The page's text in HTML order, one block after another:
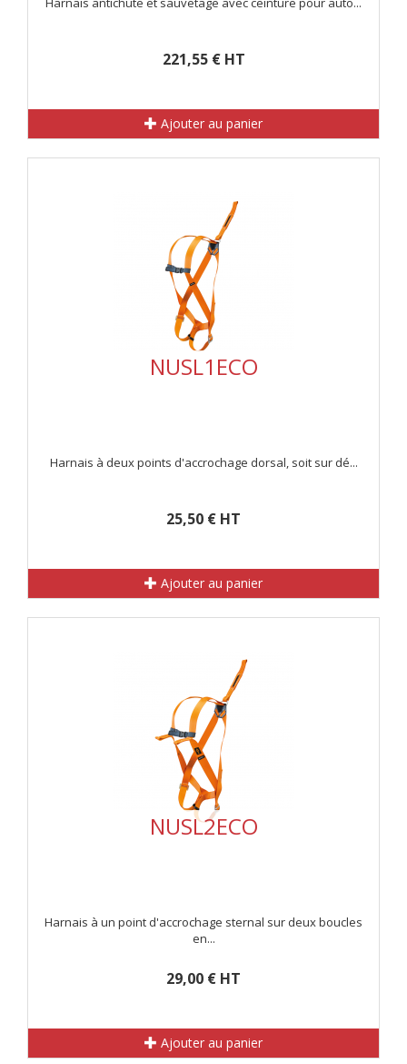
221,55 € HT
Ajouter au panier
NUSL1ECO
Harnais à deux points d'accrochage dorsal, soit sur dé...
25,50 € HT
Ajouter au panier
NUSL2ECO
Harnais à un point d'accrochage sternal sur deux boucles
en...
29,00 € HT
Ajouter au panier